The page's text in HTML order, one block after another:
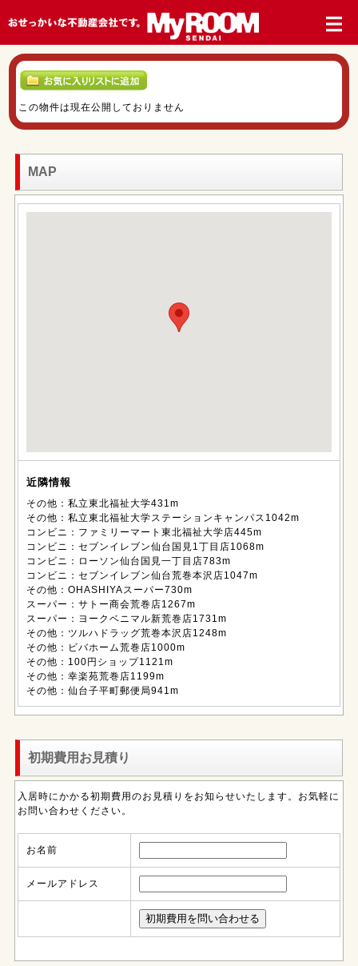
この物件は現在公開しておりません
MAP
近隣情報
その他：私立東北福祉大学431m
その他：私立東北福祉大学ステーションキャンパス1042m
コンビニ：ファミリーマート東北福祉大学店445m
コンビニ：セブンイレブン仙台国見1丁目店1068m
コンビニ：ローソン仙台国見一丁目店783m
コンビニ：セブンイレブン仙台荒巻本沢店1047m
その他：OHASHIYAスーパー730m
スーパー：サトー商会荒巻店1267m
スーパー：ヨークベニマル新荒巻店1731m
その他：ツルハドラッグ荒巻本沢店1248m
その他：ビバホーム荒巻店1000m
その他：100円ショップ1121m
その他：幸楽苑荒巻店1199m
その他：仙台子平町郵便局941m
初期費用お見積り
入居時にかかる初期費用のお見積りをお知らせいたします。お気軽に
お問い合わせください。
お名前
メールアドレス